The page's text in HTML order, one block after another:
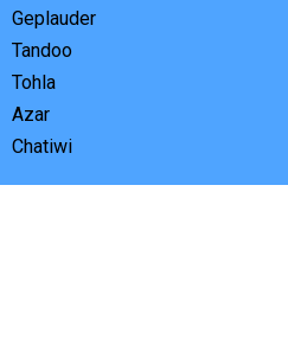
Geplauder
Tandoo
Tohla
Azar
Chatiwi